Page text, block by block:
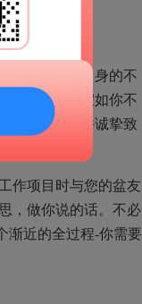
。根据认可自身的不
特性的人。假如你不
你的不正确并诚挚致
作项目时与您的盆友
，做你说的话。不必
渐近的全过程-你需要